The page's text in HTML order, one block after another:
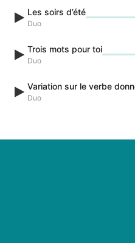
Les soirs d’été
Duo
Trois mots pour toi
Duo
Variation sur le verbe
Duo